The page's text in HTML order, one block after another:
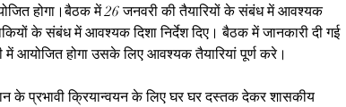
होगा।बैठक में 26 जनवरी की तैयारियों के संबंध में आवश्यक
झाकियों के संबंध में आवश्यक दिशा निर्देश दिए। बैठक में जानकारी दी गई
आयोजित होगा उसके लिए आवश्यक तैयारियां पूर्ण करे।
प्रभावी क्रियान्वयन के लिए घर घर दस्तक देकर शासकीय